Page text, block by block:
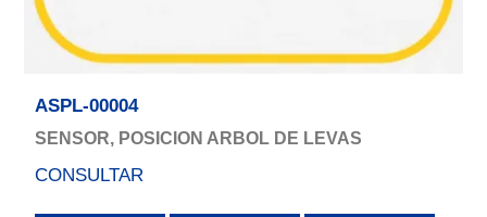
ASPL-00004
SENSOR, POSICION ARBOL DE LEVAS
CONSULTAR